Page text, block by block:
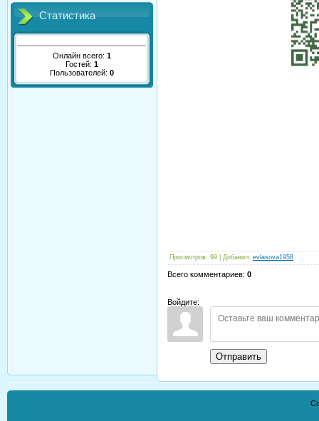
Статистика
Онлайн всего: 1
Гостей: 1
Пользователей: 0
Просмотров: 99 Добавил: evlasova1958
Всего комментариев: 0
Войдите:
Отправить